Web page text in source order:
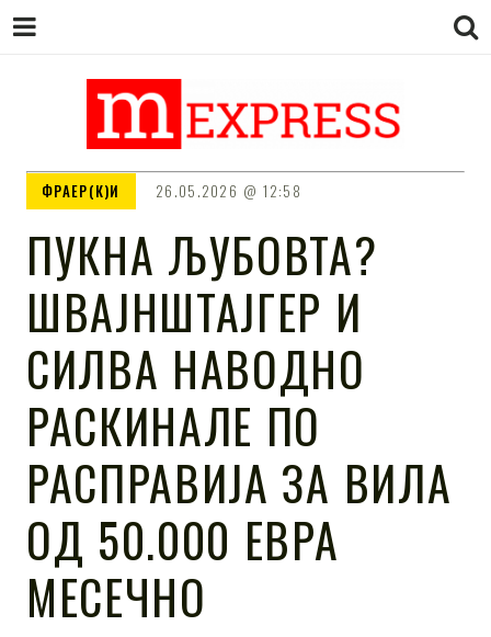
M EXPRESS
ФРАЕР(К)И 26.05.2026 12:58
ПУКНА ЉУБОВТА?
ШВАЈНШТАЈГЕР И
СИЛВА НАВОДНО
РАСКИНАЛЕ ПО
РАСПРАВИЈА ЗА ВИЛА
ОД 50.000 ЕВРА
МЕСЕЧНО